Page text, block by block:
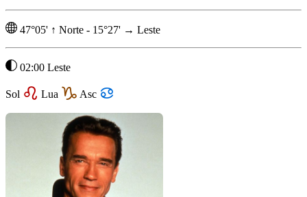
47°05' ↑ Norte - 15°27' → Leste
02:00 Leste
Sol Lua Asc